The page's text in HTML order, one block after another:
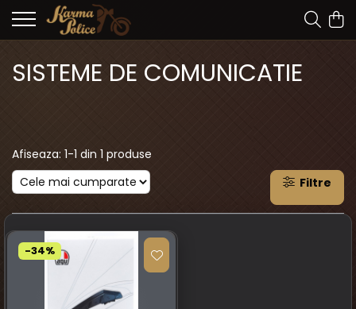
SISTEME DE COMUNICATIE
Afiseaza: 1-1 din 1 produse
Filtre
-34%